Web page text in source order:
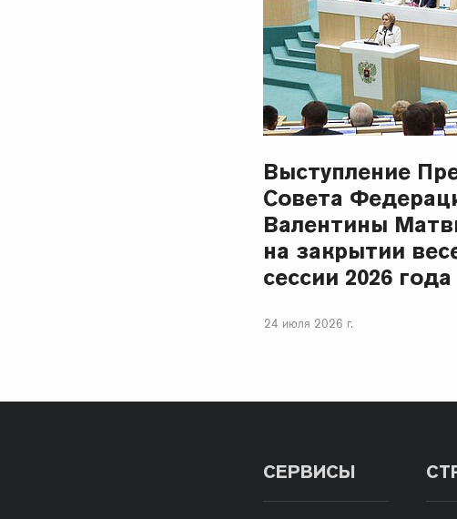
Выступление
Совета
Валентины
на закрытии
сессии 2026 года
24 июля 2026 г.
СЕРВИСЫ